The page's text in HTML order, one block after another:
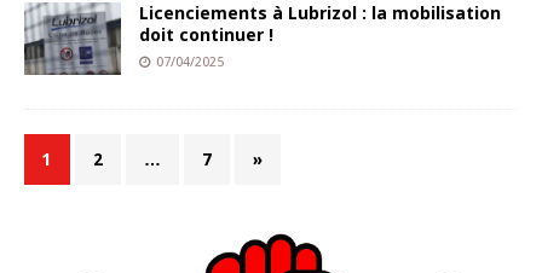
Licenciements à ­Lubrizol : la mobilisation
doit continuer !
07/04/2025
1 2 … 7 »